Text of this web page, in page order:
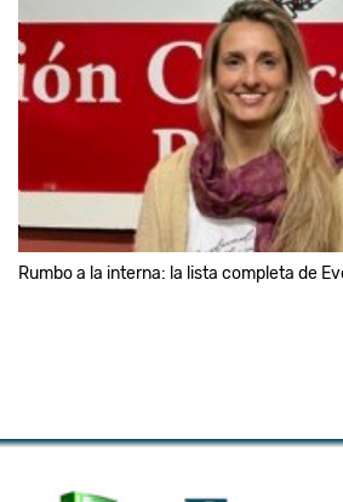
Rumbo a la interna: la lista completa de